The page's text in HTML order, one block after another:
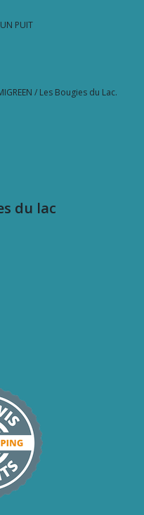
PUIT
/ Les Bougies du Lac.
du lac